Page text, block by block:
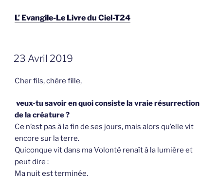
L’ Evangile-Le Livre du Ciel-T24
GEPLAATST
OP
23 Avril 2019
Cher fils, chère fille,
veux-tu savoir en quoi consiste la vraie résurrection
de la créature ?
Ce n’est pas à la fin de ses jours, mais alors qu’elle vit
encore sur la terre.
Quiconque vit dans ma Volonté renaît à la lumière et
peut dire :
Ma nuit est terminée.